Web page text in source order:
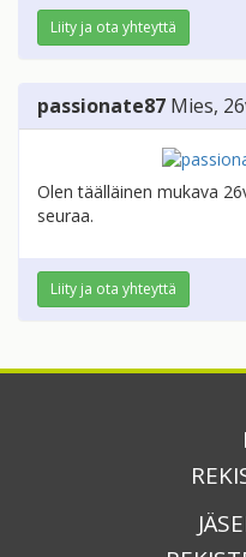
Liity ja ota yhteyttä
passionate87 Mies,
Olen täälläinen mukava
seuraa.
Liity ja ota yhteyttä